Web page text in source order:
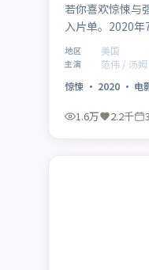
若你喜欢惊悚与
入片单。2020
体气质，范伟、
成跨代际阵容。
正义与代价，留
地区 美国
主演
范伟 / 汤
惊悚 · 2020 · 电
1.6万 2.2千